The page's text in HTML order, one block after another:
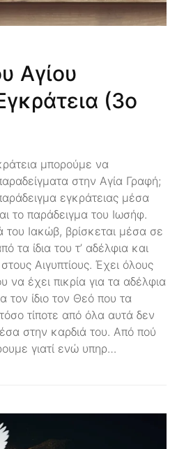
Αγίου
(3ο
μπορούμε να
στην Αγία Γραφή;
εγκράτειας μέσα
το παράδειγμα του Ιωσήφ.
του Ιακώβ, βρίσκεται μέσα σε
τα ίδια του τ’ αδέλφια και
Αιγυπτίους. Έχει όλους
να έχει πικρία για τα αδέλφια
τον ίδιο τον Θεό που τα
τίποτε από όλα αυτά δεν
στην καρδιά του. Από πού
γιατί ενώ υπηρ…